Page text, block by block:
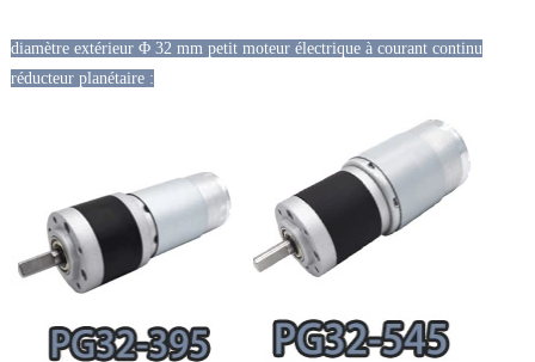
diamètre extérieur Φ 32 mm petit moteur électrique à courant continu
réducteur planétaire :